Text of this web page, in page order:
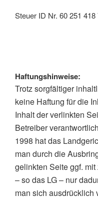
Steuer ID Nr. 60 251 418
Haftungshinweise:
Trotz sorgfältiger
keine Haftung für die
Inhalt der verlinkten
Betreiber
1998 hat das
man durch die
gelinkten Seite ggf.
– so das LG – nur
man sich ausdrücklich